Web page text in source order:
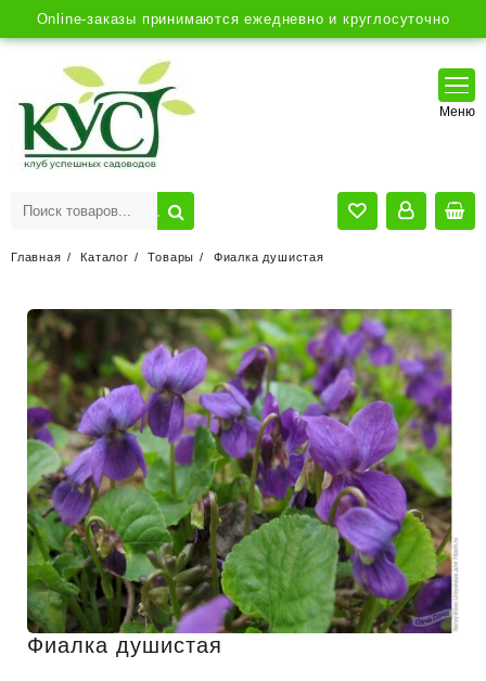
Online-заказы принимаются ежедневно и круглосуточно
Главная Каталог Товары Фиалка душистая
Фиалка душистая